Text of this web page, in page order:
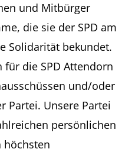
und Mitbürger
die sie der SPD am
Solidarität bekundet.
für die SPD Attendorn
und/oder
Partei. Unsere Partei
persönlichen
höchsten